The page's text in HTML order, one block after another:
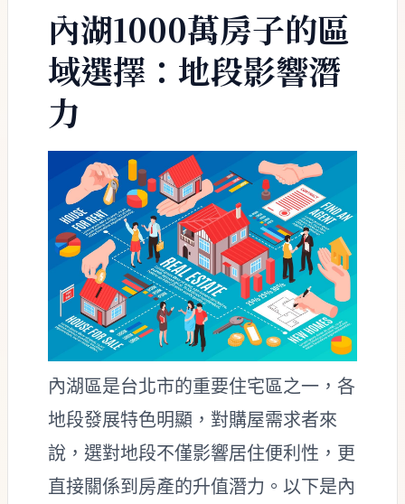
內湖1000萬房子的區
域選擇：地段影響潛
力
內湖區是台北市的重要住宅區之一，各
地段發展特色明顯，對購屋需求者來
說，選對地段不僅影響居住便利性，更
直接關係到房產的升值潛力。以下是內